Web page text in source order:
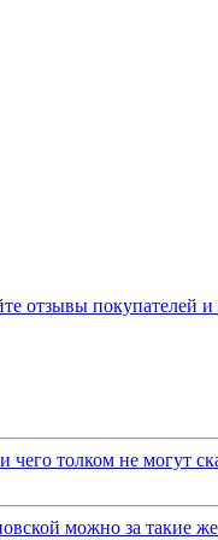
толком не могут
можно за такие